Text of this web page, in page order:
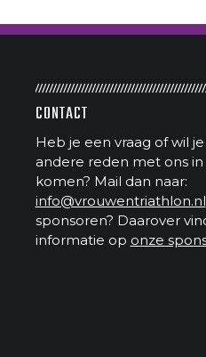
CONTACT
Heb je een vraag of wil
andere reden met ons
komen? Mail dan naar:
info@vrouwentriathlon.nl
sponsoren? Daarover
informatie op onze